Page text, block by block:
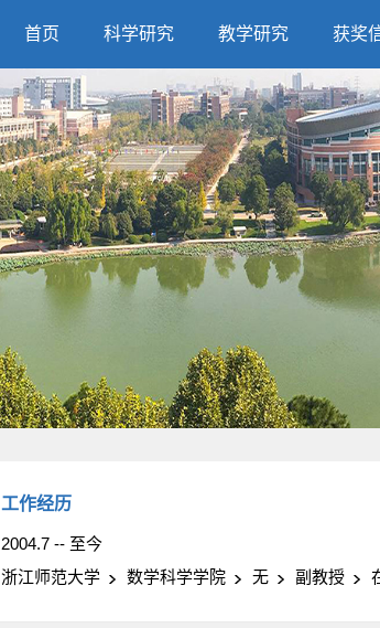
首页 科学研究 教学研究 获奖
工作经历
2004.7 -- 至今
浙江师范大学
数学科学学院 无 副教授